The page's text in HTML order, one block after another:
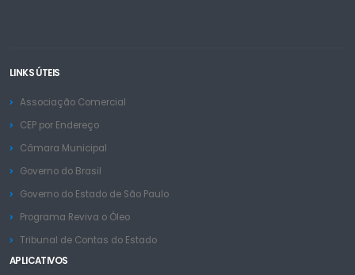
LINKS ÚTEIS
Associação Comercial
CEP por Endereço
Câmara Municipal
Governo do Brasil
Governo do Estado de São Paulo
Programa Reviva o Óleo
Tribunal de Contas do Estado
APLICATIVOS